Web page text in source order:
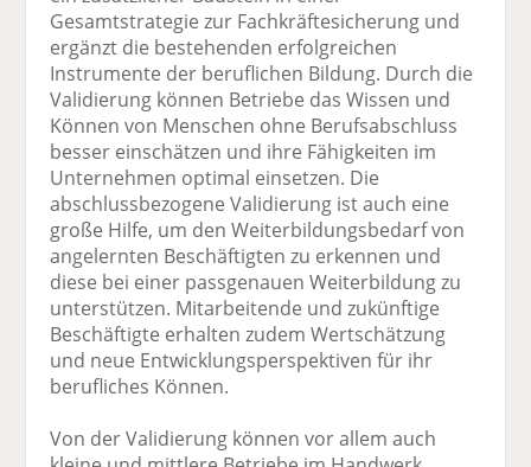
Gesamtstrategie zur Fachkräftesicherung und
ergänzt die bestehenden erfolgreichen
Instrumente der beruflichen Bildung. Durch die
Validierung können Betriebe das Wissen und
Können von Menschen ohne Berufsabschluss
besser einschätzen und ihre Fähigkeiten im
Unternehmen optimal einsetzen. Die
abschlussbezogene Validierung ist auch eine
große Hilfe, um den Weiterbildungsbedarf von
angelernten Beschäftigten zu erkennen und
diese bei einer passgenauen Weiterbildung zu
unterstützen. Mitarbeitende und zukünftige
Beschäftigte erhalten zudem Wertschätzung
und neue Entwicklungsperspektiven für ihr
berufliches Können.
Von der Validierung können vor allem auch